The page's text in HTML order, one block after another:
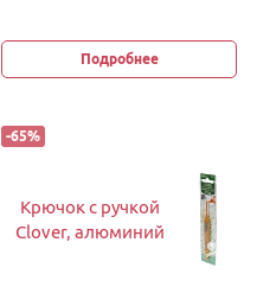
Подробнее
-65%
Крючок с ручкой
Clover, алюминий